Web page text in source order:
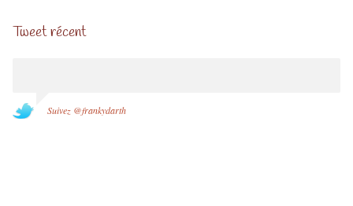
Tweet récent
Suivez @frankydarth